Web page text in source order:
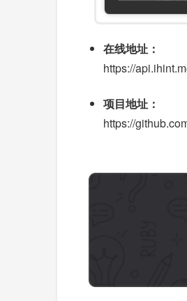
在线地址：
https://
项目地址：
https://